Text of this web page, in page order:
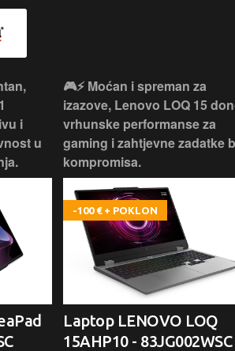
i
u
🎮⚡ Moćan i spreman za
izazove, Lenovo LOQ 15
vrhunske performanse za
gaming i zahtjevne zadatke
kompromisa.
-100 € + POKLON
Laptop LENOVO LOQ
15AHP10 - 83JG002WSC